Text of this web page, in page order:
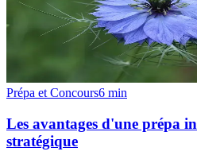
Prépa et Concours6 min
Les avantages d'une prépa
stratégique